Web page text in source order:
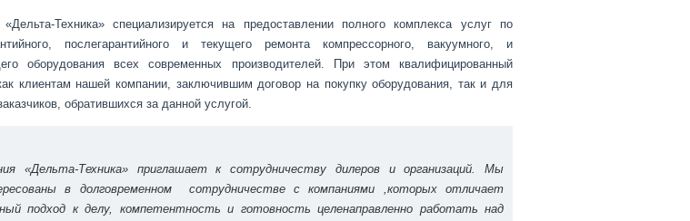
Техника» специализируется на предоставлении полного комплекса услуг по
послегарантийного и текущего ремонта компрессорного, вакуумного, и
оборудования всех современных производителей. При этом квалифицированный
клиентам нашей компании, заключившим договор на покупку оборудования, так и для
обратившихся за данной услугой.
«Дельта-Техника» приглашает к сотрудничеству дилеров и организаций. Мы
в долговременном сотрудничестве с компаниями ,которых отличает
подход к делу, компетентность и готовность целенаправленно работать над